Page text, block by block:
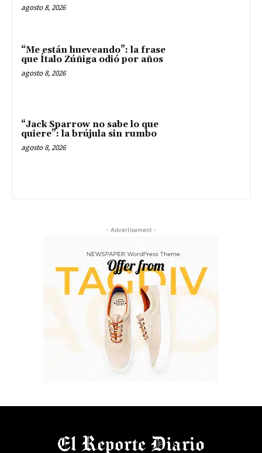
agosto 8, 2026
“Me están hueveando”: la frase
que Ítalo Zúñiga odió por años
agosto 8, 2026
“Jack Sparrow no sabe lo que
quiere”: la brújula sin rumbo
agosto 8, 2026
- Advertisement -